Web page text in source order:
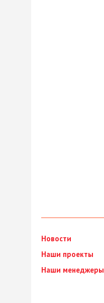
Новости
Наши проекты
Наши менеджеры